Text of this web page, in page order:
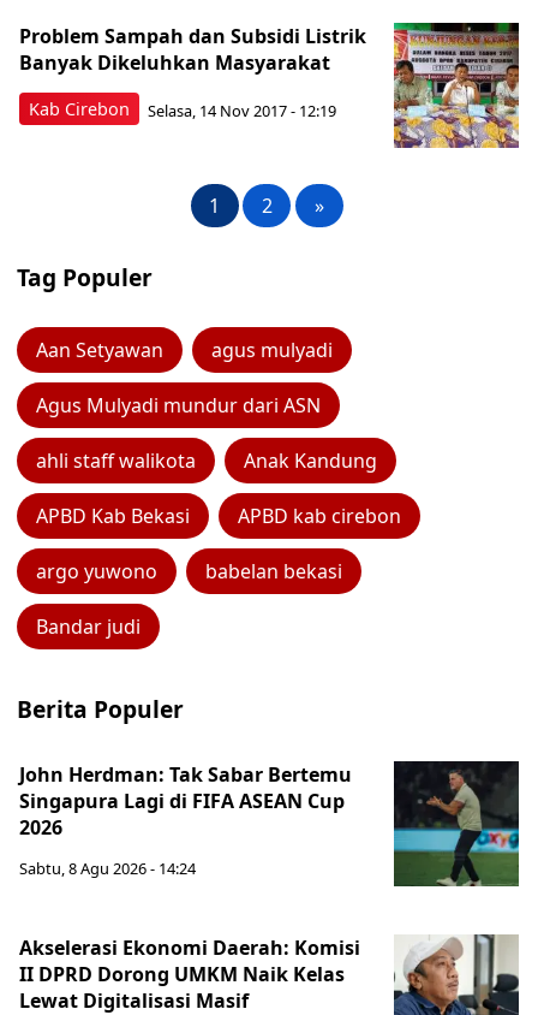
Kab Cirebon
Problem Sampah dan Subsidi Listrik
Banyak Dikeluhkan Masyarakat
Selasa, 14 Nov 2017 - 12:19
1 2 »
Tag Populer
Aan Setyawan agus mulyadi
Agus Mulyadi mundur dari ASN
ahli staff walikota Anak Kandung
APBD Kab Bekasi APBD kab cirebon
argo yuwono babelan bekasi
Bandar judi
Berita Populer
John Herdman: Tak Sabar Bertemu
Singapura Lagi di FIFA ASEAN Cup
2026
Sabtu, 8 Agu 2026 - 14:24
Akselerasi Ekonomi Daerah: Komisi
II DPRD Dorong UMKM Naik Kelas
Lewat Digitalisasi Masif